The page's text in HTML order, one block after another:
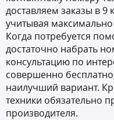
доставляем заказы в 9
учитывая
Когда потребуется
достаточно набрать
консультацию по
совершенно
наилучший вариант.
техники обязательно
производителя.